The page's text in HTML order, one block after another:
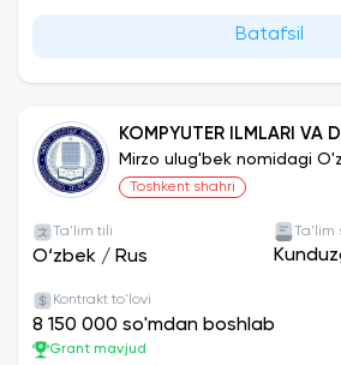
Batafsil
KOMPYUTER ILMLARI VA
TEXNOLOGIYALARI
BO‘YICHA)
Mirzo ulug'bek nomidagi
universiteti
Toshkent shahri
Ta'lim tili
O‘zbek / Rus
Ta'lim
Kontrakt to'lovi
8 150 000 so'mdan boshlab
Grant mavjud